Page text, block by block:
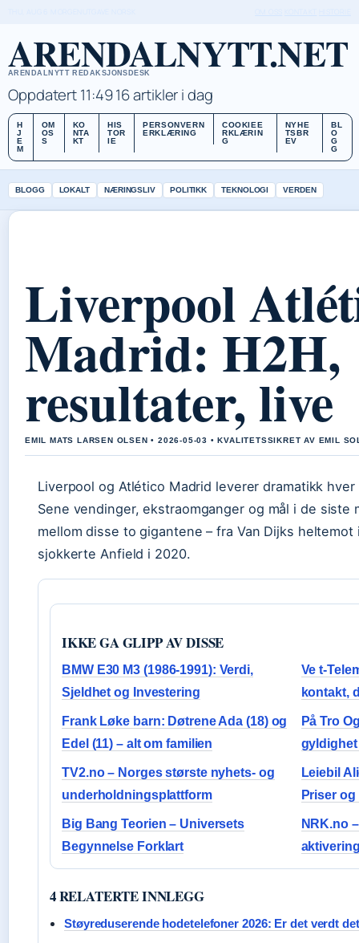
ARENDALNYTT.NET
ARENDALNYTT REDAKSJONSDESK
Oppdatert 11:4916 artikler i dag
H
J
E
M
OM
OS
S
KO
NTA
KT
HIS
TOR
IE
PERSONVERN
ERKLÆRING
COOKIEE
RKLÆRIN
G
NYHE
TSBR
EV
BL
O
G
G
BLOGG LOKALT NÆRINGSLIV POLITIKK TEKNOLOGI VERDEN
Liverpool
Madrid: H2H,
resultater, live
EMIL MATS LARSEN OLSEN • 2026-05-03 • KVALITETSSIKRET AV EMIL
Liverpool og Atlético Madrid leverer dramatikk
Sene vendinger, ekstraomganger og mål i de
mellom disse to gigantene – fra Van Dijks
sjokkerte Anfield i 2020.
IKKE GA GLIPP AV DISSE
BMW E30 M3 (1986-1991): Verdi,
Sjeldhet og Investering
Ve t-
kontakt,
Frank Løke barn: Døtrene Ada (18) og
Edel (11) – alt om familien
På Tro
gyldighet
TV2.no – Norges største nyhets- og
underholdningsplattform
Leiebil
Priser
Big Bang Teorien – Universets
Begynnelse Forklart
NRK.no
4 RELATERTE INNLEGG
Støyreduserende hodetelefoner 2026: Er det verdt det